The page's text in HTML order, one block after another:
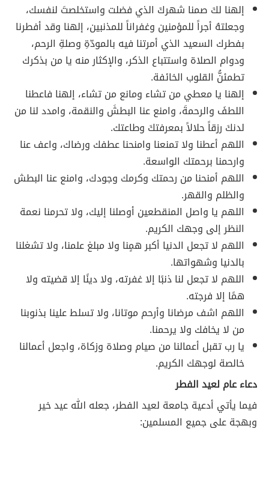
إلهنا لكَ صمنا شهركَ الذي فضلت واستخلصتَ لنفسك،
وجعلتهُ أجراً للمؤمنين وغفراناً للمذنبين، إلهنا وقد أفطرنا
بفطرك السعيد الذي أمرتنا فيه بالمودّةِ وصلةِ الرحم،
ودوام الصلاة واستتباع الذكر، والإكثار منه يا من بذكرك
تطمئنُّ القلوب الخائفة.
إلهنا يا معطي من تشاء ومانع من تشاء، إلهنا فاعطنا
اللطفَ والرحمةَ، وامنع عنا البطشَ والنقمة، وامدد لنا من
لدنكَ رزقاً حلالاً بمعرفتكَ وطاعتك.
اللهم أعطنا ولا تمنعنا وامنحنا عطفك ورضاك، واعف عنا
وارحمنا برحمتك الواسعة.
اللهم أمنحنا من رحمتك وكرمك وجودك، وامنع عنا البطش
والظلم والقهر.
اللهم يا واصل المنقطعين أوصلنا إليك، ولا تحرمنا نعمة
النظر إلى وجهك الكريم.
اللهم لا تجعل الدنيا أكبر همٍنا ولا مبلغ علمنا، ولا تشغلنا
بالدنيا وشهواتها.
اللهم لا تجعل لنا ذنبًا إلا غفرته، ولا دينًا إلا قضيته ولا
همًا إلا فرجته.
اللهم اشف مرضانا وأرحم موتانا، ولا تسلط علينا بذنوبنا
من لا يخافك ولا يرحمنا.
يا رب تقبل أعمالنا من صيام وصلاة وزكاة، واجعل أعمالنا
خالصة لوجهك الكريم.
دعاء عام لعيد الفطر
فيما يأتي أدعية جامعة لعيد الفطر، جعله الله عيد خير
وبهجة على جميع المسلمين: